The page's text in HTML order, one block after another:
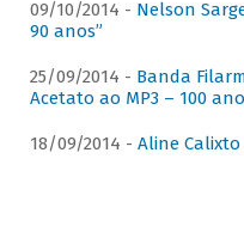
09/10/2014 - Nelson
90 anos”
25/09/2014 - Banda
Acetato ao MP3 – 100
18/09/2014 - Aline